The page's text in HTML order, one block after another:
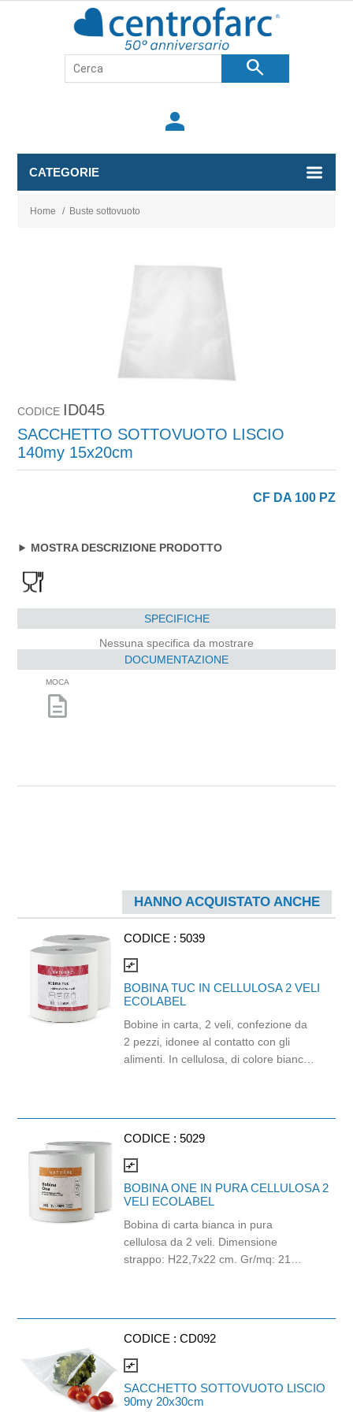
search
person
CATEGORIE
Home / Buste sottovuoto
CODICE ID045
SACCHETTO SOTTOVUOTO LISCIO
140my 15x20cm
CF DA 100 PZ
MOSTRA DESCRIZIONE PRODOTTO
SPECIFICHE
Nessuna specifica da mostrare
DOCUMENTAZIONE
MOCA
description
HANNO ACQUISTATO ANCHE
CODICE : 5039
compare_arrows
BOBINA TUC IN CELLULOSA 2 VELI
ECOLABEL
Bobine in carta, 2 veli, confezione da
2 pezzi, idonee al contatto con gli
alimenti. In cellulosa, di colore bianco
CODICE : 5029
compare_arrows
BOBINA ONE IN PURA CELLULOSA 2
VELI ECOLABEL
Bobina di carta bianca in pura
cellulosa da 2 veli. Dimensione
strappo: H22,7x22 cm. Gr/mq: 21
CODICE : CD092
compare_arrows
SACCHETTO SOTTOVUOTO LISCIO
90my 20x30cm